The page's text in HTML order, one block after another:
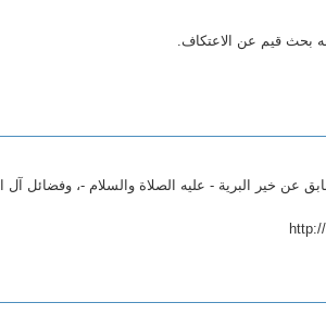
بحث قيم عن الاعتكاف.
عن خير البرية - عليه الصلاة والسلام -، وفضائل آل